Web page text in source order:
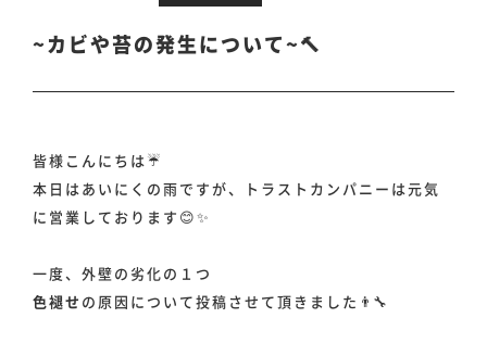
~カビや苔の発生について~🔨
皆様こんにちは☔️
本日はあいにくの雨ですが、トラストカンパニーは元気
に営業しております😊✨
一度、外壁の劣化の１つ
色褪せ の原因について投稿させて頂きました👨‍🔧